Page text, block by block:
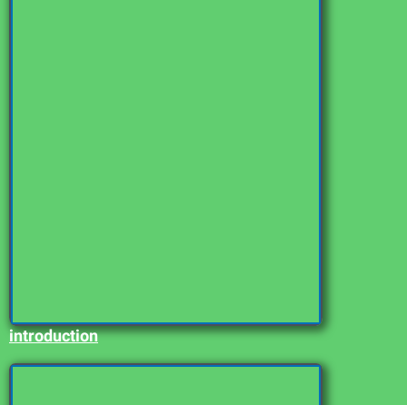
introduction